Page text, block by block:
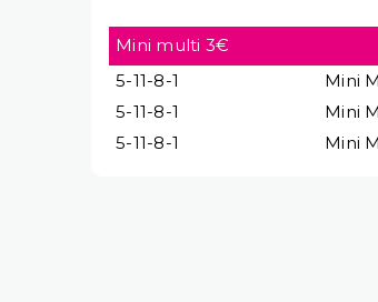
Mini multi 3€
5-11-8-1
Mini
5-11-8-1
Mini
5-11-8-1
Mini